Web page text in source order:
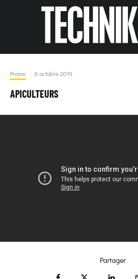
Promo · 8 octobre 2019
APICULTEURS
Partager